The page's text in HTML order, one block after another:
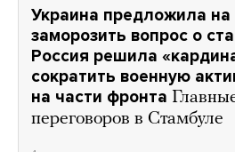
Украина предложила на
заморозить вопрос о
Россия решила
сократить военную
на части фронта
переговоров в Стамбуле